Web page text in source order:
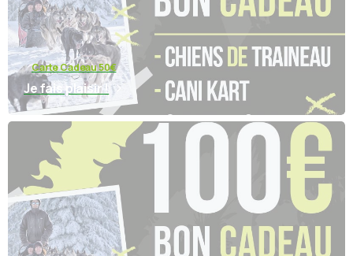
Carte Cadeau 50€
Je fais plaisir !